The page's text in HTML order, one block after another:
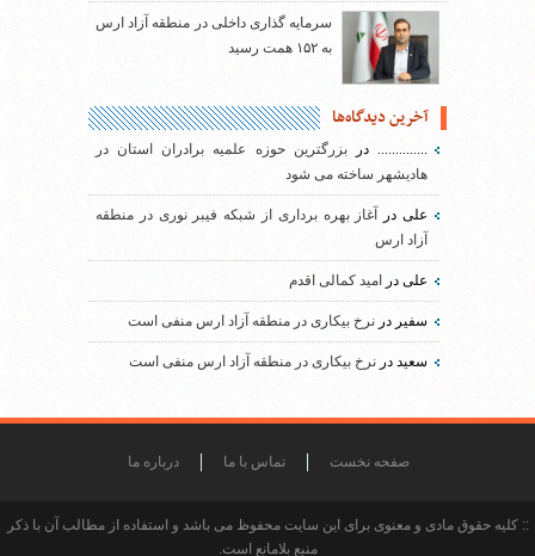
سرمایه گذاری داخلی در منطقه آزاد ارس
به ۱۵۲ همت رسید
آخرین دیدگاه‌ها
..............دربزرگترین حوزه علمیه برادران استان در
هادیشهر ساخته می شود
علیدر
آغاز بهره برداری از شبکه فیبر نوری در منطقه
آزاد ارس
علی در امید کمالی اقدم
سفیر در نرخ بیکاری در منطقه آزاد ارس منفی است
سعید در نرخ بیکاری در منطقه آزاد ارس منفی است
صفحه نخست تماس با ما درباره ما
:: کلیه حقوق مادی و معنوی برای این سایت محفوظ می باشد و استفاده از مطالب آن با ذکر
منبع بلامانع است.